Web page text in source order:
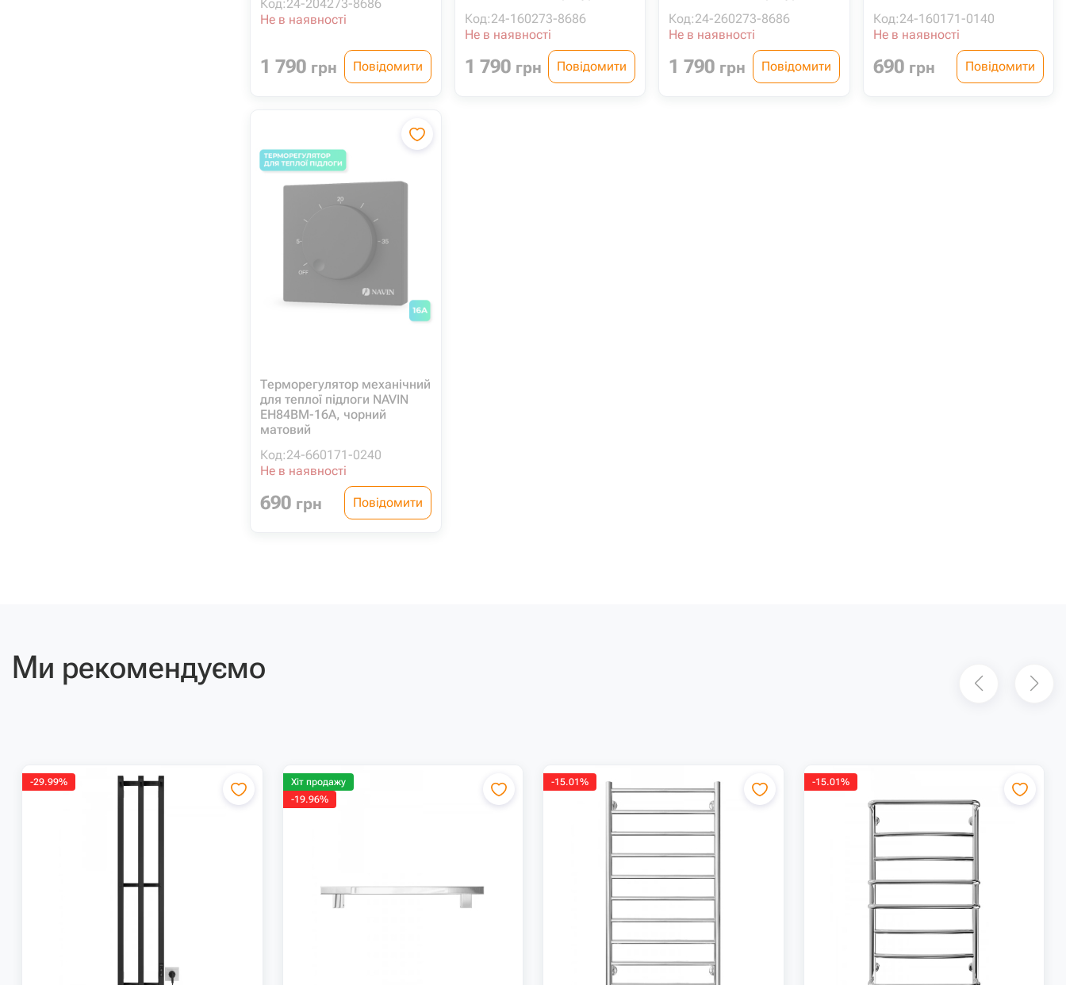
Код:24-204273-8686
Не в наявності
1 790 грн Повідомити
Код:24-160273-8686
Не в наявності
1 790 грн Повідомити
Код:24-260273-8686
Не в наявності
1 790 грн Повідомити
Код:24-160171-0140
Не в наявності
690 грн Повідомити
Терморегулятор механічний
для теплої підлоги NAVIN
EH84BM-16A, чорний
матовий
Код:24-660171-0240
Не в наявності
690 грн Повідомити
Ми рекомендуємо
-29.99%
Хіт продажу
-19.96%
-15.01% -15.01%